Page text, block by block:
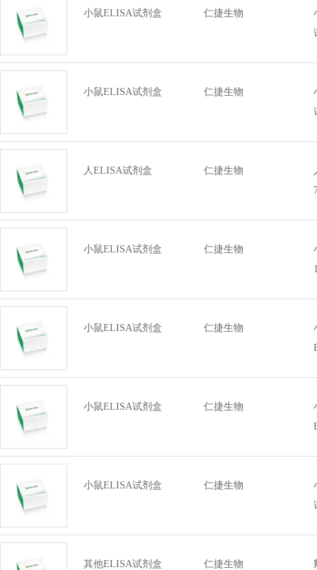
小鼠ELISA试剂盒 仁捷生物
小鼠ELISA试剂盒 仁捷生物
人ELISA试剂盒 仁捷生物
小鼠ELISA试剂盒 仁捷生物
小鼠ELISA试剂盒 仁捷生物
小鼠ELISA试剂盒 仁捷生物
小鼠ELISA试剂盒 仁捷生物
其他ELISA试剂盒 仁捷生物